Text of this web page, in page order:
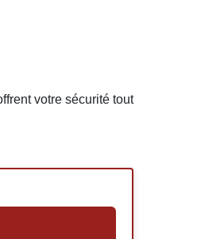
votre sécurité tout